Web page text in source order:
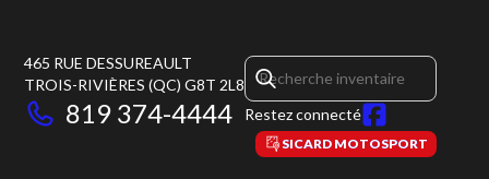
465 RUE DESSUREAULT
TROIS-RIVIÈRES (QC) G8T 2L8
819 374-4444 Restez connecté
SICARD MOTOSPORT